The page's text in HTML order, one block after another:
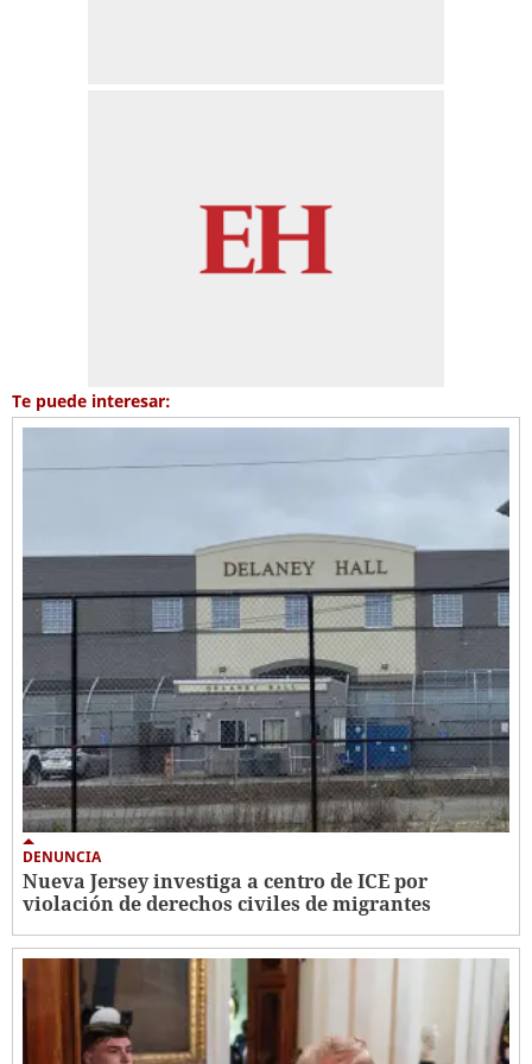
Te puede interesar:
DENUNCIA
Nueva Jersey investiga a centro de ICE por
violación de derechos civiles de migrantes